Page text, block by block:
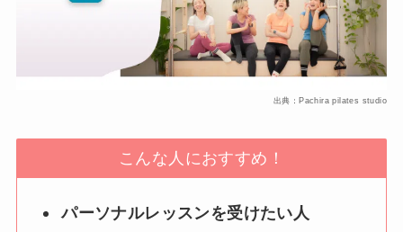
出典：Pachira pilates studio
こんな人におすすめ！
パーソナルレッスンを受けたい人